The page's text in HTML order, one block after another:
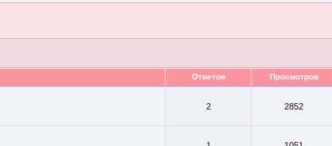
Ответов Просмотров
2
2852